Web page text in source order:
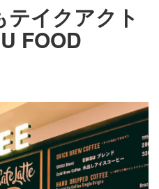
イクアクト
FOOD